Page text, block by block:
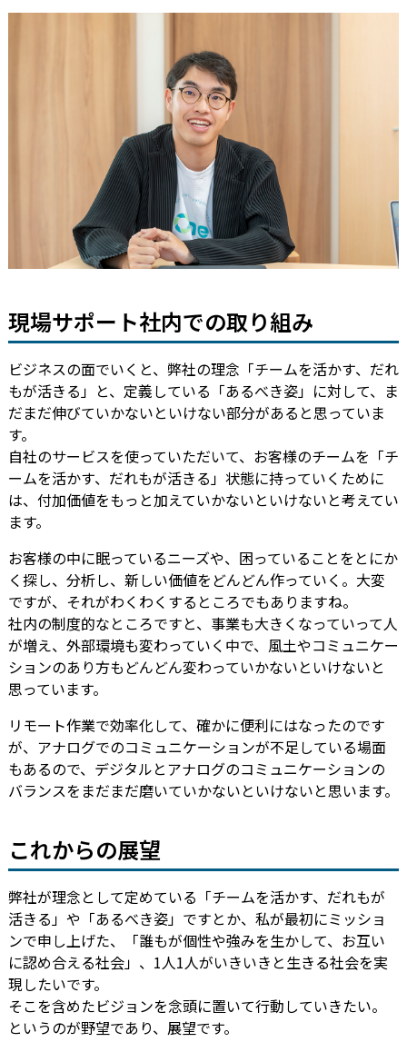
現場サポート社内での取り組み
ビジネスの面でいくと、弊社の理念「チームを活かす、だれ
もが活きる」と、定義している「あるべき姿」に対して、ま
だまだ伸びていかないといけない部分があると思っていま
す。
自社のサービスを使っていただいて、お客様のチームを「チ
ームを活かす、だれもが活きる」状態に持っていくために
は、付加価値をもっと加えていかないといけないと考えてい
ます。
お客様の中に眠っているニーズや、困っていることをとにか
く探し、分析し、新しい価値をどんどん作っていく。大変
ですが、それがわくわくするところでもありますね。
社内の制度的なところですと、事業も大きくなっていって人
が増え、外部環境も変わっていく中で、風土やコミュニケー
ションのあり方もどんどん変わっていかないといけないと
思っています。
リモート作業で効率化して、確かに便利にはなったのです
が、アナログでのコミュニケーションが不足している場面
もあるので、デジタルとアナログのコミュニケーションの
バランスをまだまだ磨いていかないといけないと思います。
これからの展望
弊社が理念として定めている「チームを活かす、だれもが
活きる」や「あるべき姿」ですとか、私が最初にミッショ
ンで申し上げた、「誰もが個性や強みを生かして、お互い
に認め合える社会」、1人1人がいきいきと生きる社会を実
現したいです。
そこを含めたビジョンを念頭に置いて行動していきたい。
というのが野望であり、展望です。